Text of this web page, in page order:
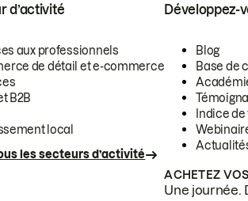
d’activité
aux professionnels
de détail et e-commerce
B2B
local
les secteurs d’activité
Développez-
Blog
Base de
Indice
ACHETEZ
Une journée.